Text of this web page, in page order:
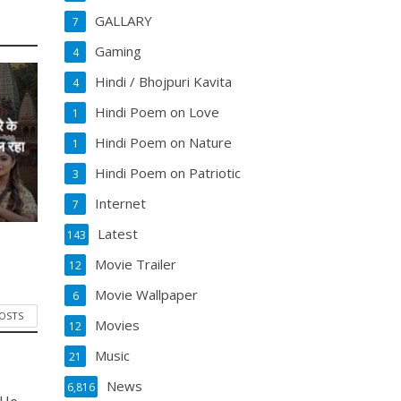
के
रहा
GALLARY
7
Gaming
4
Hindi / Bhojpuri Kavita
4
Hindi Poem on Love
1
Hindi Poem on Nature
1
Hindi Poem on Patriotic
3
Internet
7
Latest
143
Movie Trailer
12
Movie Wallpaper
6
Movies
12
Music
21
News
6,816